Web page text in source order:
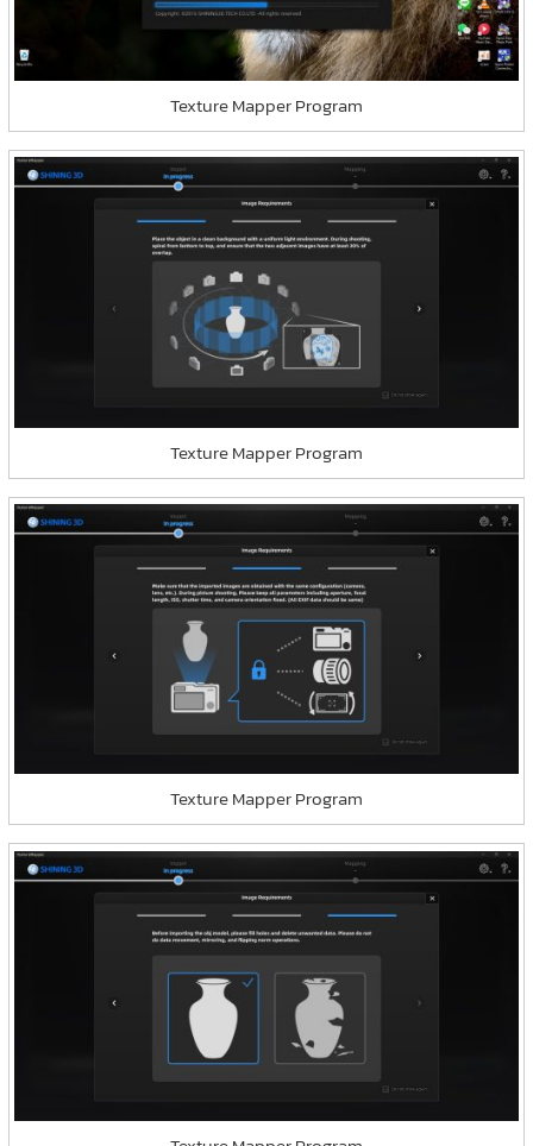
Texture Mapper Program
Texture Mapper Program
Texture Mapper Program